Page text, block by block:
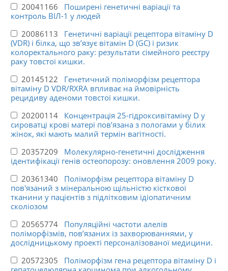
20041166 Поширені генетичні варіації та
контроль ВІЛ-1 у людей
20086113 Генетичні варіації рецептора вітаміну D
(VDR) і білка, що зв’язує вітамін D (GC) і ризик
колоректального раку: результати сімейного реєстру
раку товстої кишки.
20145122 Генетичний поліморфізм рецептора
вітаміну D VDR/RXRA впливає на ймовірність
рецидиву аденоми товстої кишки.
20200114 Концентрація 25-гідроксивітаміну D у
сироватці крові матері пов’язана з пологами у білих
жінок, які мають малий термін вагітності.
20357209 Молекулярно-генетичні дослідження
ідентифікації генів остеопорозу: оновлення 2009 року.
20361340 Поліморфізм рецептора вітаміну D
пов'язаний з мінеральною щільністю кісткової
тканини у пацієнтів з підлітковим ідіопатичним
сколіозом
20565774 Популяційні частоти алелів
поліморфізмів, пов’язаних із захворюваннями, у
дослідницькому проекті персоналізованої медицини.
20572305 Поліморфізм гена рецептора вітаміну D і